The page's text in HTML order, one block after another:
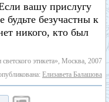
вашу прислугу
будьте безучастны к
никого, кто был
этикета», Москва, 2007
Елизавета Балашова